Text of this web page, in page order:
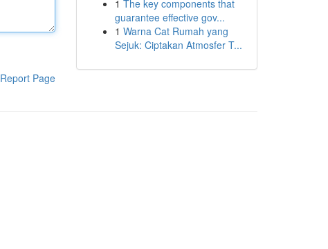
Report Page
1 The key components that
guarantee effective gov...
1 Warna Cat Rumah yang
Sejuk: Ciptakan Atmosfer T...